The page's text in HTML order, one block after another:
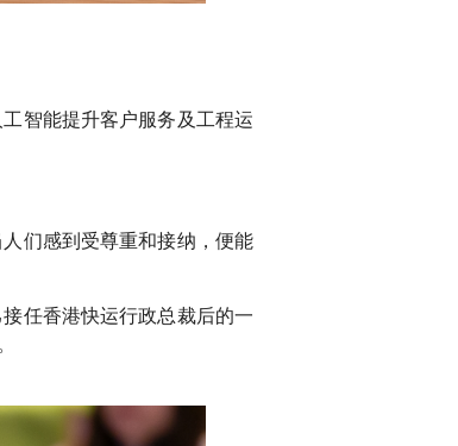
智能提升客户服务及工程运
们感到受尊重和接纳，便能
任香港快运行政总裁后的一